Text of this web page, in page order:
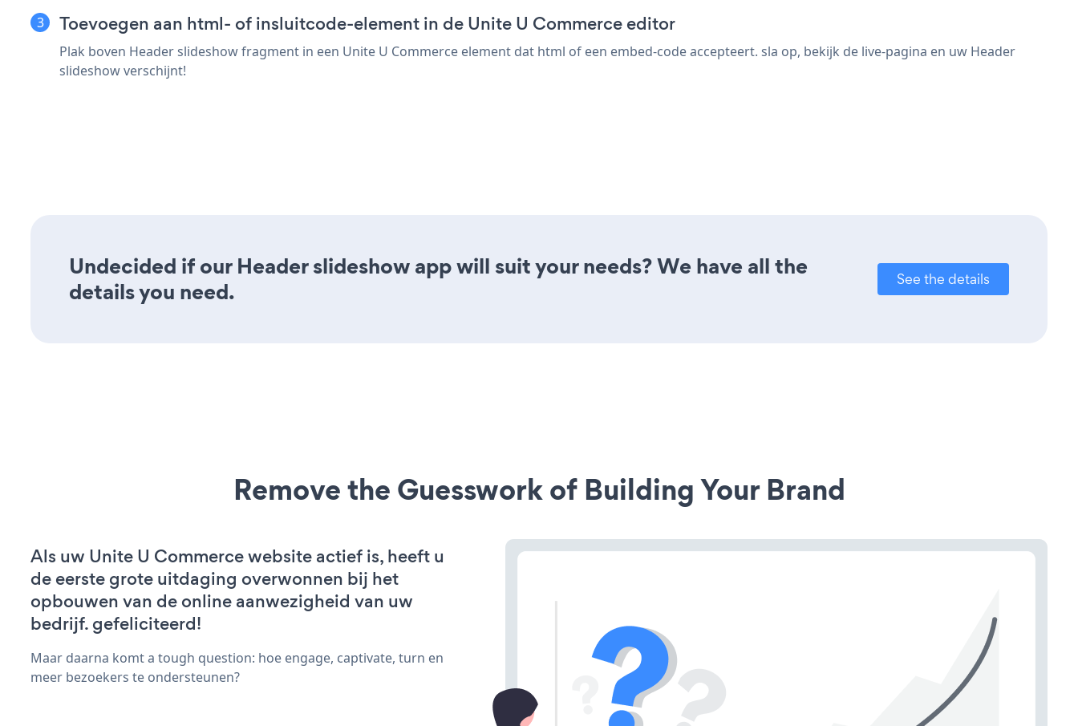
Toevoegen aan html- of insluitcode-element in de Unite U Commerce editor
Plak boven Header slideshow fragment in een Unite U Commerce element dat html of een embed-code accepteert. sla op, bekijk de live-pagina en uw Header
slideshow verschijnt!
Undecided if our Header slideshow app will suit your needs? We have all the
details you need.
See the details
Remove the Guesswork of Building Your Brand
Als uw Unite U Commerce website actief is, heeft u
de eerste grote uitdaging overwonnen bij het
opbouwen van de online aanwezigheid van uw
bedrijf. gefeliciteerd!
Maar daarna komt a tough question: hoe engage, captivate, turn en
meer bezoekers te ondersteunen?